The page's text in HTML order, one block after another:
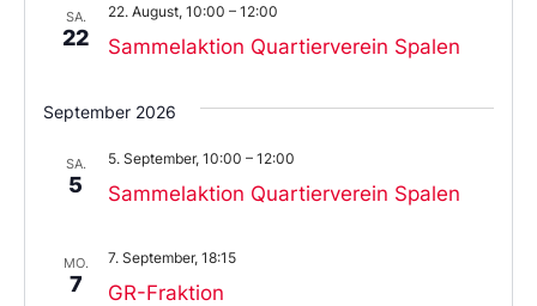
SA.
22 Sammelaktion Quartierverein Spalen
22. August, 10:00 – 12:00
September 2026
SA.
5 Sammelaktion Quartierverein Spalen
5. September, 10:00 – 12:00
MO.
7 GR-Fraktion
7. September, 18:15